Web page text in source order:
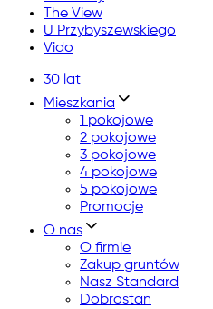
The View
U Przybyszewskiego
Vido
30 lat
Mieszkania
1 pokojowe
2 pokojowe
3 pokojowe
4 pokojowe
5 pokojowe
Promocje
O nas
O firmie
Zakup gruntów
Nasz Standard
Dobrostan